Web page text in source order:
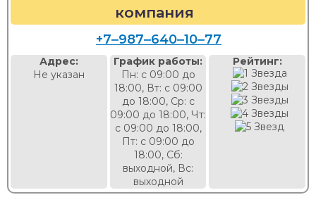
компания
+7‒987‒640‒10‒77
Адрес:
Не указан
График работы:
Пн: с 09:00 до
18:00, Вт: с 09:00
до 18:00, Ср: с
09:00 до 18:00, Чт:
с 09:00 до 18:00,
Пт: с 09:00 до
18:00, Сб:
выходной, Вс:
выходной
Рейтинг: